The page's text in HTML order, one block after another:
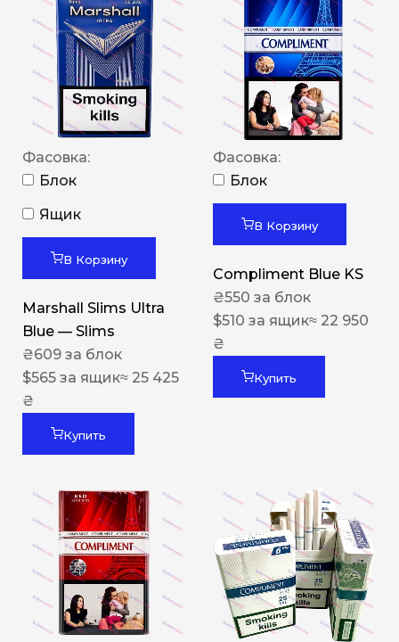
Фасовка:
Блок
Ящик
В Корзину
Marshall Slims Ultra
Blue — Slims
₴609 за блок
$565 за ящик≈ 25 425
₴
Купить
Фасовка:
Блок
В Корзину
Compliment Blue KS
₴550 за блок
$510 за ящик≈ 22 950
₴
Купить